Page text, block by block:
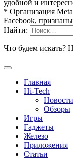
удобной и
* Организация
Facebook,
Найти:
Что будем искать?
Главная
Hi-Tech
Новости
Обзоры
Игры
Гаджеты
Железо
Приложения
Статьи